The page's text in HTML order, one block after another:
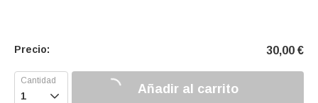
Precio: 30,00 €
 Añadir al carrito